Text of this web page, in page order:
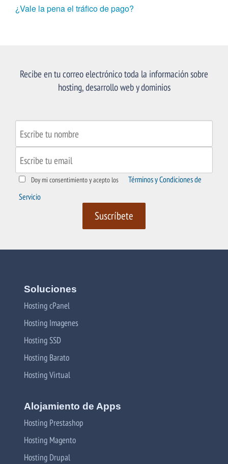
¿Vale la pena el tráfico de pago?
Recibe en tu correo electrónico toda la información sobre
hosting, desarrollo web y dominios
Doy mi consentimiento y acepto los
Términos y Condiciones de
Servicio
Soluciones
Hosting cPanel
Hosting Imagenes
Hosting SSD
Hosting Barato
Hosting Virtual
Alojamiento de Apps
Hosting Prestashop
Hosting Magento
Hosting Drupal